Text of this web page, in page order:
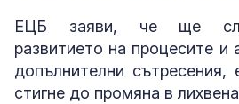
ЕЦБ заяви, че ще
развитието на процесите и
допълнителни
стигне до промяна в